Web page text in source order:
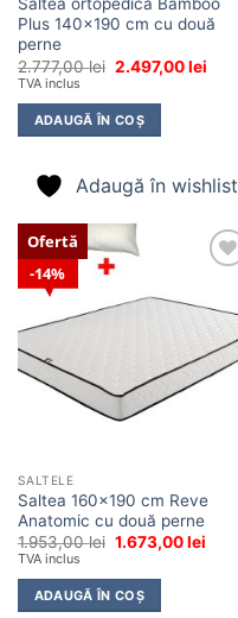
Saltea ortopedică Bamboo
Plus 140×190 cm cu două
perne
2.777,00lei Prețul
fost:
2.777,00 lei.
2.497,00lei
TVA inclus
ADAUGĂ ÎN COȘ
Adaugă în wishlist
14%
Ofertă
SALTELE
Saltea 160×190 cm Reve
Anatomic cu două perne
1.953,00lei Prețul
fost:
1.953,00 lei.
1.673,00lei
TVA inclus
ADAUGĂ ÎN COȘ